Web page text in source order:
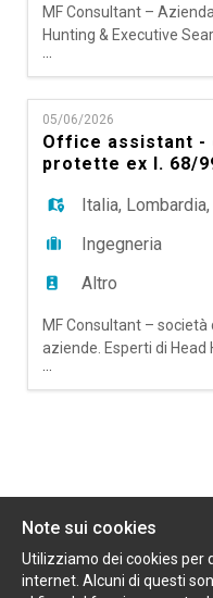
CV
Lingua
EN
DE
MF Consultant –
Hunting & Executive
Mentoring, Training &
(Temporary
Performance
operante nel settore dei
digitale, siamo alla
Analyst, su Milano, che,
05/06/2026
Office assistant -
protette ex l. 68/
Italia, Lombardia,
Ingegneria
Altro
MF Consultant – società
aziende. Esperti di Head
Search; Talent
Temporary Manager e
Note sui cookies
Utilizziamo dei cookies per
internet. Alcuni di questi